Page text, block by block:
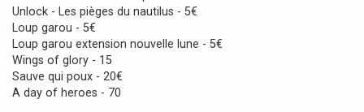
Unlock - Les pièges du nautilus - 5€
Loup garou - 5€
Loup garou extension nouvelle lune - 5€
Wings of glory - 15
Sauve qui poux - 20€
A day of heroes - 70